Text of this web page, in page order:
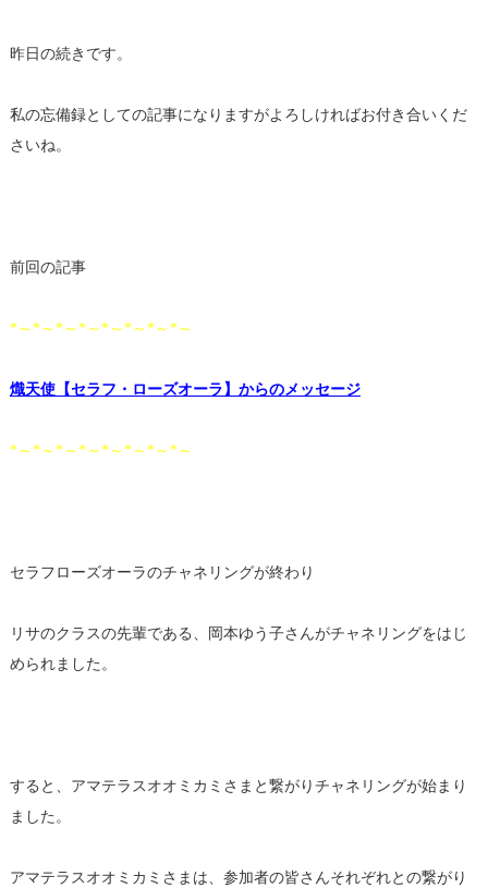
昨日の続きです。
私の忘備録としての記事になりますがよろしければお付き合いくだ
さいね。
前回の記事
*～*～*～*～*～*～*～*～
熾天使【セラフ・ローズオーラ】からのメッセージ
*～*～*～*～*～*～*～*～
セラフローズオーラのチャネリングが終わり
リサのクラスの先輩である、岡本ゆう子さんがチャネリングをはじ
められました。
すると、アマテラスオオミカミさまと繋がりチャネリングが始まり
ました。
アマテラスオオミカミさまは、参加者の皆さんそれぞれとの繋がり